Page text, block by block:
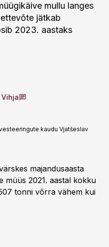
mullu langes
jätkab
2023. aastaks
Vihja
kaudu Vjatšeslav
majandusaasta
müüs 2021. aastal kokku
tonni võrra vähem kui